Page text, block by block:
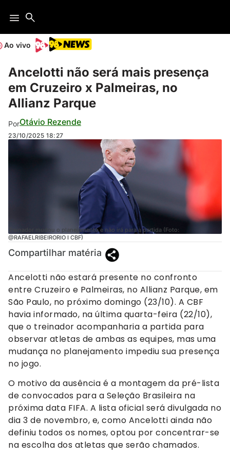
Ao vivo
Ancelotti não será mais presença
em Cruzeiro x Palmeiras, no
Allianz Parque
PorOtávio Rezende
23/10/2025 18:27
Treinador mudou o planejamento e não irá para a partida (Foto:
@RAFAELRIBEIRORIO I CBF)
Compartilhar matéria
Ancelotti não estará presente no confronto
entre Cruzeiro e Palmeiras, no Allianz Parque, em
São Paulo, no próximo domingo (23/10). A CBF
havia informado, na última quarta-feira (22/10),
que o treinador acompanharia a partida para
observar atletas de ambas as equipes, mas uma
mudança no planejamento impediu sua presença
no jogo.
O motivo da ausência é a montagem da pré-lista
de convocados para a Seleção Brasileira na
próxima data FIFA. A lista oficial será divulgada no
dia 3 de novembro, e, como Ancelotti ainda não
definiu todos os nomes, optou por concentrar-se
na escolha dos atletas que serão chamados.